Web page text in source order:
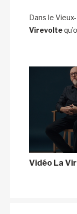
Dans le
Virevolte
Vidéo La